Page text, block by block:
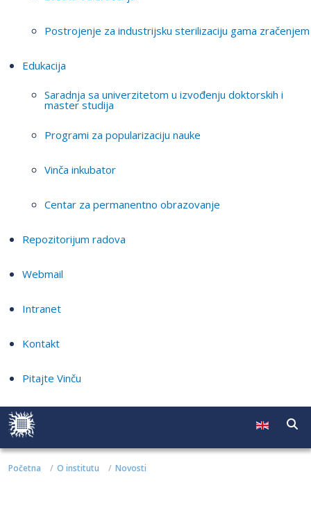
Postrojenje za industrijsku sterilizaciju gama zračenjem
Edukacija
Saradnja sa univerzitetom u izvođenju doktorskih i
master studija
Programi za popularizaciju nauke
Vinča inkubator
Centar za permanentno obrazovanje
Repozitorijum radova
Webmail
Intranet
Kontakt
Pitajte Vinču
Početna O institutu Novosti